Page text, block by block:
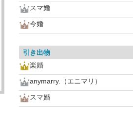
スマ婚
今婚
引き出物
楽婚
anymarry.（エニマリ）
スマ婚